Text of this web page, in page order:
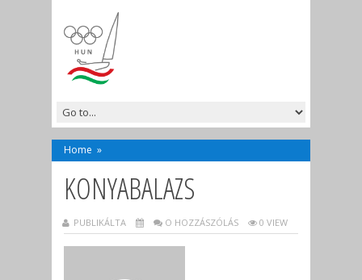
Home »
KONYABALAZS
PUBLIKÁLTA O HOZZÁSZÓLÁS 0 VIEW